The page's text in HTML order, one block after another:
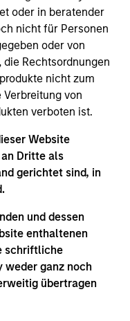
oder in beratender
nicht für Personen
oder von
Rechtsordnungen
nicht zum
von
verboten ist.
Website
Dritte als
gerichtet sind, in
und dessen
enthaltenen
schriftliche
weder ganz noch
übertragen
das Key
das Key Investor
Jahres- und
oder andere
unter
msinvf/index.html
Geschäftssitz von
Bank and
29 192, erhältlich.
des
Anlegerrechte
hinaus das
alle Anleger aus
Informationen für
beachten.
des
Gesellschaft und der
zusätzliche
Schweizer Vertretung